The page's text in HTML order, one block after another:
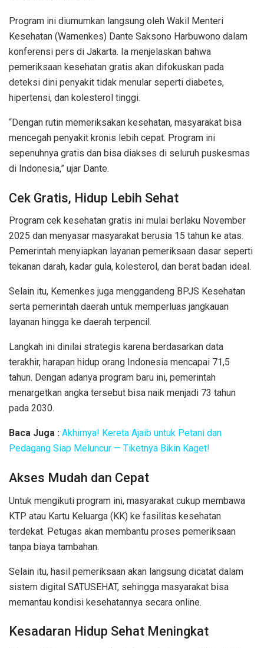
Program ini diumumkan langsung oleh Wakil Menteri
Kesehatan (Wamenkes) Dante Saksono Harbuwono dalam
konferensi pers di Jakarta. Ia menjelaskan bahwa
pemeriksaan kesehatan gratis akan difokuskan pada
deteksi dini penyakit tidak menular seperti diabetes,
hipertensi, dan kolesterol tinggi.
“Dengan rutin memeriksakan kesehatan, masyarakat bisa
mencegah penyakit kronis lebih cepat. Program ini
sepenuhnya gratis dan bisa diakses di seluruh puskesmas
di Indonesia,” ujar Dante.
Cek Gratis, Hidup Lebih Sehat
Program cek kesehatan gratis ini mulai berlaku November
2025 dan menyasar masyarakat berusia 15 tahun ke atas.
Pemerintah menyiapkan layanan pemeriksaan dasar seperti
tekanan darah, kadar gula, kolesterol, dan berat badan ideal.
Selain itu, Kemenkes juga menggandeng BPJS Kesehatan
serta pemerintah daerah untuk memperluas jangkauan
layanan hingga ke daerah terpencil.
Langkah ini dinilai strategis karena berdasarkan data
terakhir, harapan hidup orang Indonesia mencapai 71,5
tahun. Dengan adanya program baru ini, pemerintah
menargetkan angka tersebut bisa naik menjadi 73 tahun
pada 2030.
Baca Juga : Akhirnya! Kereta Ajaib untuk Petani dan
Pedagang Siap Meluncur — Tiketnya Bikin Kaget!
Akses Mudah dan Cepat
Untuk mengikuti program ini, masyarakat cukup membawa
KTP atau Kartu Keluarga (KK) ke fasilitas kesehatan
terdekat. Petugas akan membantu proses pemeriksaan
tanpa biaya tambahan.
Selain itu, hasil pemeriksaan akan langsung dicatat dalam
sistem digital SATUSEHAT, sehingga masyarakat bisa
memantau kondisi kesehatannya secara online.
Kesadaran Hidup Sehat Meningkat